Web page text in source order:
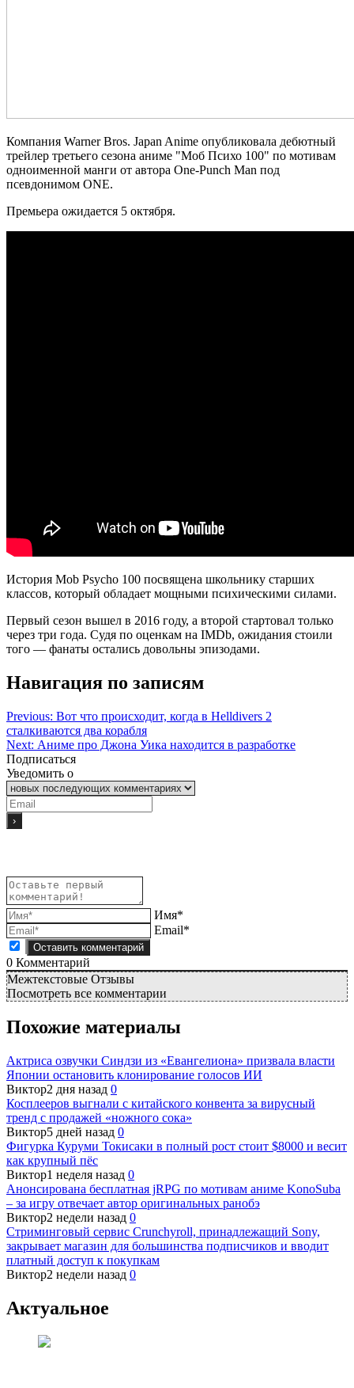
Компания Warner Bros. Japan Anime опубликовала дебютный
трейлер третьего сезона аниме "Моб Психо 100" по мотивам
одноименной манги от автора One-Punch Man под
псевдонимом ONE.
Премьера ожидается 5 октября.
История Mob Psycho 100 посвящена школьнику старших
классов, который обладает мощными психическими силами.
Первый сезон вышел в 2016 году, а второй стартовал только
через три года. Судя по оценкам на IMDb, ожидания стоили
того — фанаты остались довольны эпизодами.
Навигация по записям
Previous: Вот что происходит, когда в Helldivers 2
сталкиваются два корабля
Next: Аниме про Джона Уика находится в разработке
Подписаться
Уведомить о
Имя*
Email*
0 Комментарий
Межтекстовые Отзывы
Посмотреть все комментарии
Похожие материалы
Актриса озвучки Синдзи из «Евангелиона» призвала власти
Японии остановить клонирование голосов ИИ
Виктор2 дня назад 0
Косплееров выгнали с китайского конвента за вирусный
тренд с продажей «ножного сока»
Виктор5 дней назад 0
Фигурка Куруми Токисаки в полный рост стоит $8000 и весит
как крупный пёс
Виктор1 неделя назад 0
Анонсирована бесплатная jRPG по мотивам аниме KonoSuba
– за игру отвечает автор оригинальных ранобэ
Виктор2 недели назад 0
Стриминговый сервис Crunchyroll, принадлежащий Sony,
закрывает магазин для большинства подписчиков и вводит
платный доступ к покупкам
Виктор2 недели назад 0
Актуальное